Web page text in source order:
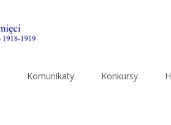
Komunikaty Konkursy